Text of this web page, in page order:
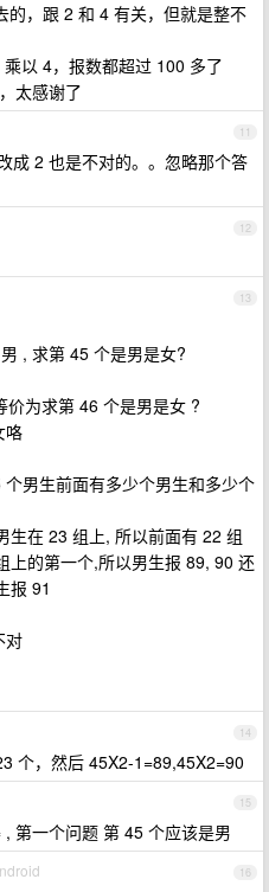
的，跟 2 和 4 有关，但就是整不
以 4，报数都超过 100 多了
太感谢了
11
成 2 也是不对的。。忽略那个答
12
13
, 求第 45 个是男是女?
为求第 46 个是男是女 ?
咯
男生前面有多少个男生和多少个
生在 23 组上, 所以前面有 22 组
上的第一个,所以男生报 89, 90 还
报 91
对
14
个，然后 45X2-1=89,45X2=90
15
第一个问题 第 45 个应该是男
16